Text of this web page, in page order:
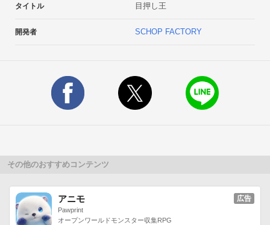
4コマ以内は引き込みます。*仕様上の注意
の速度が改善される場合がございます。-----
ツイッターにてアプリ情報を配信しております。
タイトル 目押し王
開発者 SCHOP FACTORY
その他のおすすめコンテンツ
アニモ
Pawprint
オープンワールドモンスター収集RPG
広告